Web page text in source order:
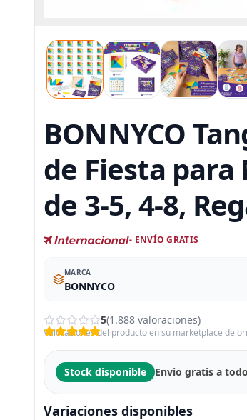
BONNYCO
de Fiesta para
de 3-5, 4-8,
- ENVÍO GRATIS
MARCA
BONNYCO
5(1.888 valoraciones)
Valoraciones del producto en su marketplace de
Stock disponible Envio gratis a
Variaciones disponibles